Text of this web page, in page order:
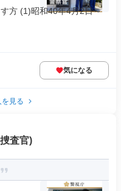
方 (1)昭和40年4月2日～
気になる
見る
査官)